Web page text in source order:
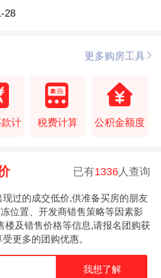
28
更多购房工具
计 税费计算 公积金额度
已有1336人查询
过的成交低价,供准备买房的朋友
位置、开发商错售策略等因素影
楼及错售价格等信息,请报名团购获
更多的团购优惠。
我想了解